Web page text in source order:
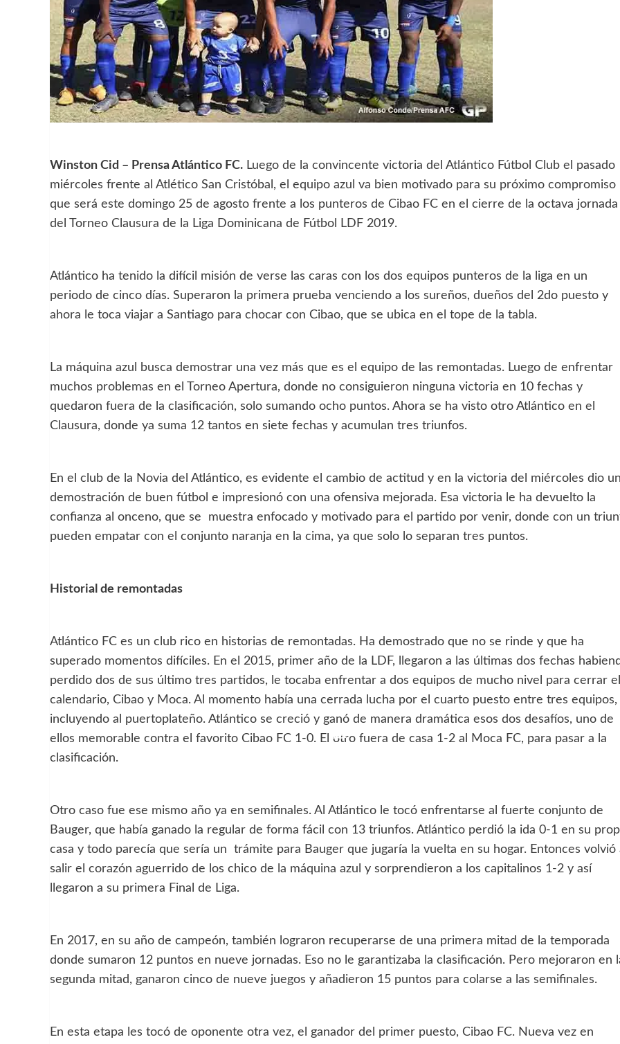
Winston Cid – Prensa Atlántico FC. Luego de la convincente victoria del Atlántico Fútbol Club el pasado
miércoles frente al Atlético San Cristóbal, el equipo azul va bien motivado para su próximo compromiso
que será este domingo 25 de agosto frente a los punteros de Cibao FC en el cierre de la octava jornada
del Torneo Clausura de la Liga Dominicana de Fútbol LDF 2019.
Atlántico ha tenido la difícil misión de verse las caras con los dos equipos punteros de la liga en un
periodo de cinco días. Superaron la primera prueba venciendo a los sureños, dueños del 2do puesto y
ahora le toca viajar a Santiago para chocar con Cibao, que se ubica en el tope de la tabla.
La máquina azul busca demostrar una vez más que es el equipo de las remontadas. Luego de enfrentar
muchos problemas en el Torneo Apertura, donde no consiguieron ninguna victoria en 10 fechas y
quedaron fuera de la clasificación, solo sumando ocho puntos. Ahora se ha visto otro Atlántico en el
Clausura, donde ya suma 12 tantos en siete fechas y acumulan tres triunfos.
En el club de la Novia del Atlántico, es evidente el cambio de actitud y en la victoria del miércoles dio
demostración de buen fútbol e impresionó con una ofensiva mejorada. Esa victoria le ha devuelto la
confianza al onceno, que se muestra enfocado y motivado para el partido por venir, donde con un
pueden empatar con el conjunto naranja en la cima, ya que solo lo separan tres puntos.
Historial de remontadas
Atlántico FC es un club rico en historias de remontadas. Ha demostrado que no se rinde y que ha
superado momentos difíciles. En el 2015, primer año de la LDF, llegaron a las últimas dos fechas
perdido dos de sus último tres partidos, le tocaba enfrentar a dos equipos de mucho nivel para cerrar el
calendario, Cibao y Moca. Al momento había una cerrada lucha por el cuarto puesto entre tres equipos,
incluyendo al puertoplateño. Atlántico se creció y ganó de manera dramática esos dos desafíos, uno de
ellos memorable contra el favorito Cibao FC 1-0. El otro fuera de casa 1-2 al Moca FC, para pasar a la
clasificación.
Otro caso fue ese mismo año ya en semifinales. Al Atlántico le tocó enfrentarse al fuerte conjunto de
Bauger, que había ganado la regular de forma fácil con 13 triunfos. Atlántico perdió la ida 0-1 en su
casa y todo parecía que sería un trámite para Bauger que jugaría la vuelta en su hogar. Entonces volvió
salir el corazón aguerrido de los chico de la máquina azul y sorprendieron a los capitalinos 1-2 y así
llegaron a su primera Final de Liga.
En 2017, en su año de campeón, también lograron recuperarse de una primera mitad de la temporada
donde sumaron 12 puntos en nueve jornadas. Eso no le garantizaba la clasificación. Pero mejoraron en
segunda mitad, ganaron cinco de nueve juegos y añadieron 15 puntos para colarse a las semifinales.
En esta etapa les tocó de oponente otra vez, el ganador del primer puesto, Cibao FC. Nueva vez en